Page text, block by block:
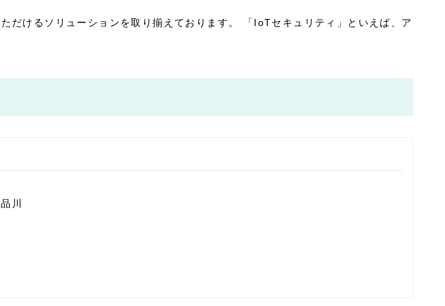
だけるソリューションを取り揃えております。 「IoTセキュリティ」といえば、ア
川